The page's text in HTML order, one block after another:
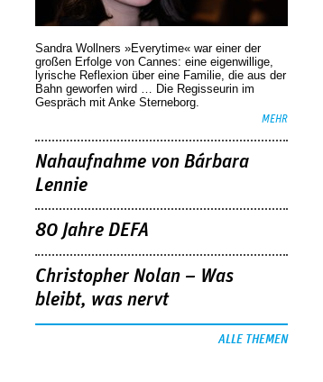
Sandra Wollners »Everytime« war einer der
großen Erfolge von Cannes: eine eigenwillige,
lyrische Reflexion über eine ­Familie, die aus der
Bahn geworfen wird … Die Regisseurin im
Gespräch mit Anke Sterneborg.
MEHR
Nahaufnahme von Bárbara
Lennie
80 Jahre DEFA
Christopher Nolan – Was
bleibt, was nervt
ALLE THEMEN